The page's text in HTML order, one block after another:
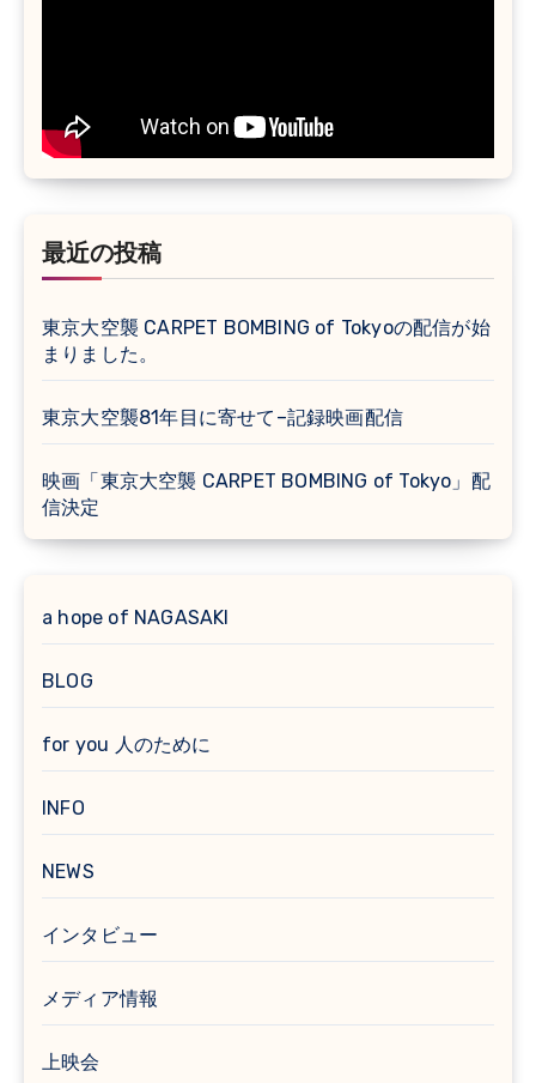
最近の投稿
東京大空襲 CARPET BOMBING of Tokyoの配信が始
まりました。
東京大空襲81年目に寄せて–記録映画配信
映画「東京大空襲 CARPET BOMBING of Tokyo」配
信決定
a hope of NAGASAKI
BLOG
for you 人のために
INFO
NEWS
インタビュー
メディア情報
上映会